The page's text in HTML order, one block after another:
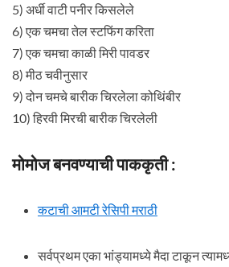
5) अर्धी वाटी पनीर किसलेले
6) एक चमचा तेल स्टफिंग करिता
7) एक चमचा काळी मिरी पावडर
8) मीठ चवीनुसार
9) दोन चमचे बारीक चिरलेला कोथिंबीर
10) हिरवी मिरची बारीक चिरलेली
मोमोज बनवण्याची पाककृती :
कटाची आमटी रेसिपी मराठी
सर्वप्रथम एका भांड्यामध्ये मैदा टाकून